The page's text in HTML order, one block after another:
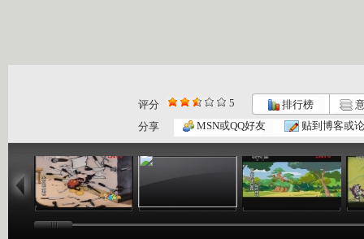
评分 5 排行榜
分享
MSN或QQ好友 贴到博客或
06:52
开心果的绿...
10:43
开心果的绿...
09:37